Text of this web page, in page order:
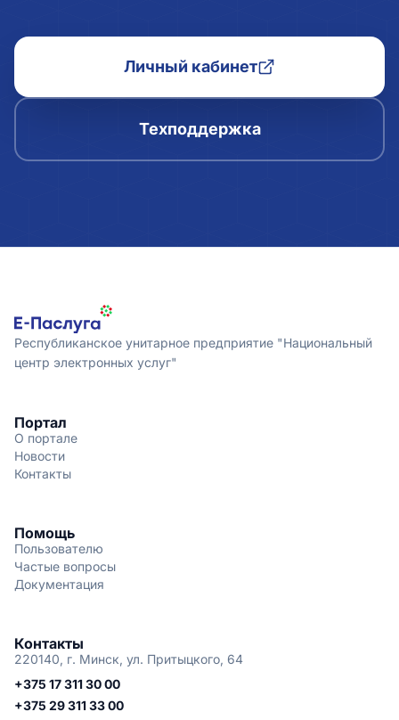
Личный кабинет
Техподдержка
Республиканское унитарное предприятие "Национальный
центр электронных услуг"
Портал
О портале
Новости
Контакты
Помощь
Пользователю
Частые вопросы
Документация
Контакты
220140, г. Минск, ул. Притыцкого, 64
+375 17 311 30 00
+375 29 311 33 00